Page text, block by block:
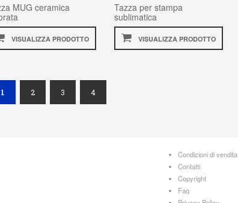
MUG ceramica
VISUALIZZA PRODOTTO
Tazza per stampa
sublimatica
VISUALIZZA PRODOTTO
1 (current)
2 3 4
Condizioni di vendita
Contatti
Copyright
Faq